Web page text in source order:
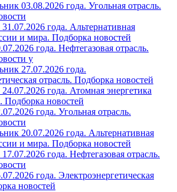
03.08.2026 года. Угольная отрасль.
года. Альтернативная
и мира. Подборка новостей
года. Нефтегазовая отрасль.
у
27.07.2026 года.
отрасль. Подборка новостей
года. Атомная энергетика
Подборка новостей
года. Угольная отрасль.
20.07.2026 года. Альтернативная
и мира. Подборка новостей
года. Нефтегазовая отрасль.
года. Электроэнергетическая
новостей